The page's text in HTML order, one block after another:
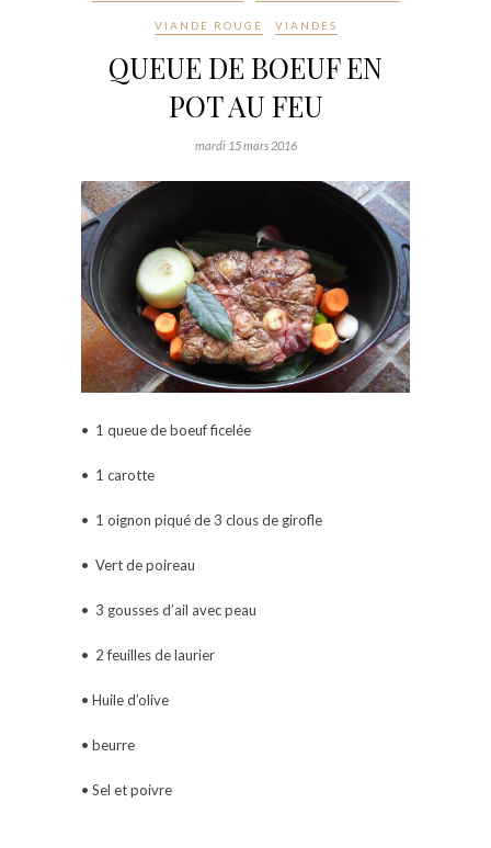
VIANDE ROUGE VIANDES
QUEUE DE BOEUF EN
POT AU FEU
mardi 15 mars 2016
• 1 queue de boeuf ficelée
• 1 carotte
• 1 oignon piqué de 3 clous de girofle
• Vert de poireau
• 3 gousses d’ail avec peau
• 2 feuilles de laurier
• Huile d’olive
• beurre
• Sel et poivre